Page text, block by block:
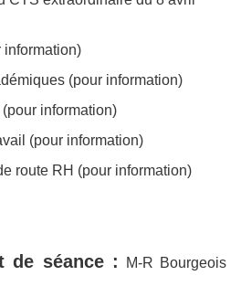
information)
(pour information)
information)
(pour information)
route RH (pour information)
de séance :
M-R Bourgeois